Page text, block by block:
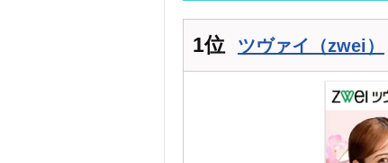
1位 ツヴァイ（zwei）